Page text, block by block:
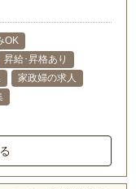
OK
昇給･昇格あり
家政婦の求人